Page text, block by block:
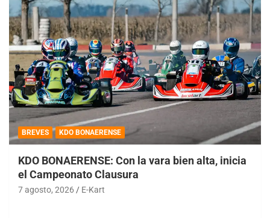
BREVES KDO BONAERENSE
KDO BONAERENSE: Con la vara bien alta, inicia
el Campeonato Clausura
7 agosto, 2026 E-Kart